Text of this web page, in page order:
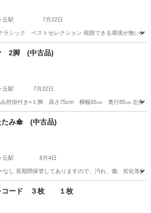
丘駅 7月22日
シック ベストセレクション 視聴できる環境が無いの
りヶ丘駅 その他
2脚 (中古品)
丘駅 7月22日
掛付き×１脚 高さ75cm 横幅65㎝ 奥行85㎝ 左側の
りヶ丘駅 ソファ
たみ傘 (中古品)
丘駅 8月4日
なし 長期間保管してありますので、汚れ、傷、劣化等あ
りヶ丘駅 家庭用品
コード ３枚 １枚